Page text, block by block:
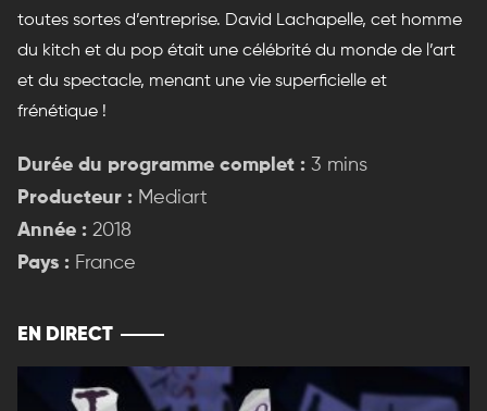
toutes sortes d’entreprise. David Lachapelle, cet homme
du kitch et du pop était une célébrité du monde de l’art
et du spectacle, menant une vie superficielle et
frénétique !
Durée du programme complet : 3 mins
Producteur : Mediart
Année : 2018
Pays : France
EN DIRECT